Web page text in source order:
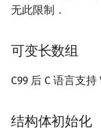
无此限制．
可变长数组
C99 后 C 语言支
结构体初始化